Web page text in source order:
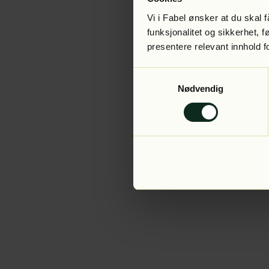
Vi i Fabel ønsker at du skal
funksjonalitet og sikkerhet,
presentere relevant innhold
Nødvendig
Application